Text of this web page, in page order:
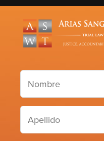
Nombre
(Required)
Apellido
(Required)